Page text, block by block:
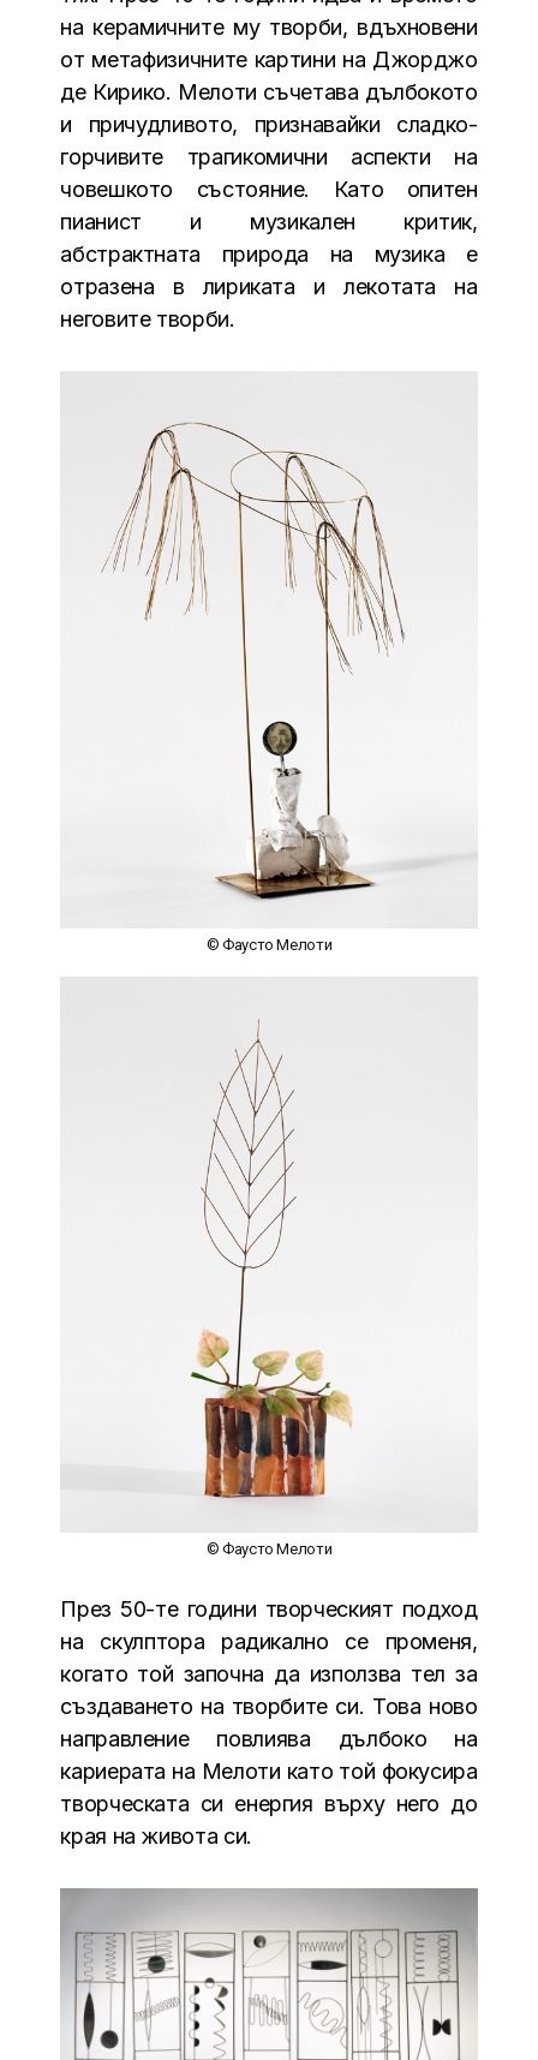
на керамичните му творби, вдъхновени
от метафизичните картини на Джорджо
де Кирико. Мелоти съчетава дълбокото
и причудливото, признавайки сладко-
горчивите трагикомични аспекти на
човешкото състояние. Като опитен
пианист и музикален критик,
абстрактната природа на музика е
отразена в лириката и лекотата на
неговите творби.
© Фаусто Мелоти
© Фаусто Мелоти
През 50-те години творческият подход
на скулптора радикално се променя,
когато той започна да използва тел за
създаването на творбите си. Това ново
направление повлиява дълбоко на
кариерата на Мелоти като той фокусира
творческата си енергия върху него до
края на живота си.